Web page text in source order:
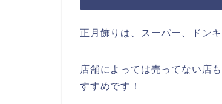
正月飾りは、スーパー、ドン
店舗によっては売ってない店
すすめです！